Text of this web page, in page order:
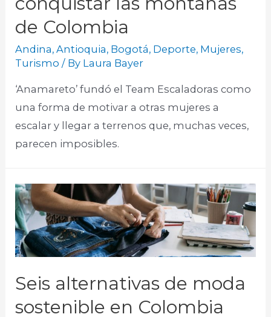
de Colombia
Andina,Antioquia, Bogotá, Deporte, Mujeres,
Turismo / By Laura Bayer
‘Anamareto’ fundó el Team Escaladoras como
una forma de motivar a otras mujeres a
escalar y llegar a terrenos que, muchas veces,
parecen imposibles.
Seis alternativas de moda
sostenible en Colombia